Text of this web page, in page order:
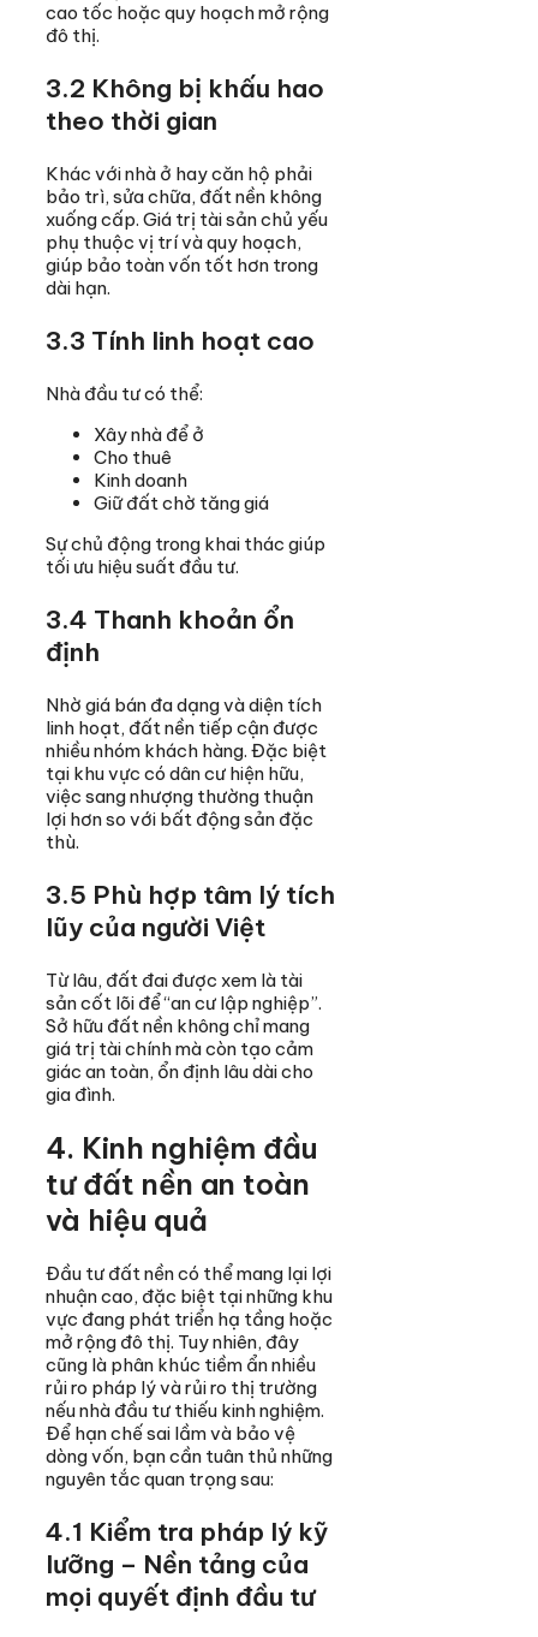
cao tốc hoặc quy hoạch mở rộng
đô thị.
3.2 Không bị khấu hao
theo thời gian
Khác với nhà ở hay căn hộ phải
bảo trì, sửa chữa, đất nền không
xuống cấp. Giá trị tài sản chủ yếu
phụ thuộc vị trí và quy hoạch,
giúp bảo toàn vốn tốt hơn trong
dài hạn.
3.3 Tính linh hoạt cao
Nhà đầu tư có thể:
Xây nhà để ở
Cho thuê
Kinh doanh
Giữ đất chờ tăng giá
Sự chủ động trong khai thác giúp
tối ưu hiệu suất đầu tư.
3.4 Thanh khoản ổn
định
Nhờ giá bán đa dạng và diện tích
linh hoạt, đất nền tiếp cận được
nhiều nhóm khách hàng. Đặc biệt
tại khu vực có dân cư hiện hữu,
việc sang nhượng thường thuận
lợi hơn so với bất động sản đặc
thù.
3.5 Phù hợp tâm lý tích
lũy của người Việt
Từ lâu, đất đai được xem là tài
sản cốt lõi để “an cư lập nghiệp”.
Sở hữu đất nền không chỉ mang
giá trị tài chính mà còn tạo cảm
giác an toàn, ổn định lâu dài cho
gia đình.
4. Kinh nghiệm đầu
tư đất nền an toàn
và hiệu quả
Đầu tư đất nền có thể mang lại lợi
nhuận cao, đặc biệt tại những khu
vực đang phát triển hạ tầng hoặc
mở rộng đô thị. Tuy nhiên, đây
cũng là phân khúc tiềm ẩn nhiều
rủi ro pháp lý và rủi ro thị trường
nếu nhà đầu tư thiếu kinh nghiệm.
Để hạn chế sai lầm và bảo vệ
dòng vốn, bạn cần tuân thủ những
nguyên tắc quan trọng sau:
4.1 Kiểm tra pháp lý kỹ
lưỡng – Nền tảng của
mọi quyết định đầu tư